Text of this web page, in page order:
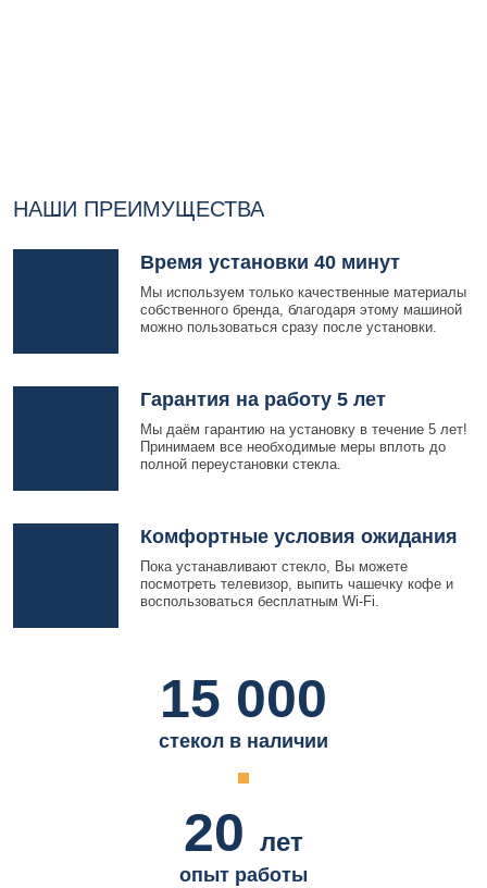
НАШИ ПРЕИМУЩЕСТВА
Время установки 40 минут
Мы используем только качественные материалы
собственного бренда, благодаря этому машиной
можно пользоваться сразу после установки.
Гарантия на работу 5 лет
Мы даём гарантию на установку в течение 5 лет!
Принимаем все необходимые меры вплоть до
полной переустановки стекла.
Комфортные условия ожидания
Пока устанавливают стекло, Вы можете
посмотреть телевизор, выпить чашечку кофе и
воспользоваться бесплатным Wi-Fi.
15 000
стекол в наличии
20 лет
опыт работы